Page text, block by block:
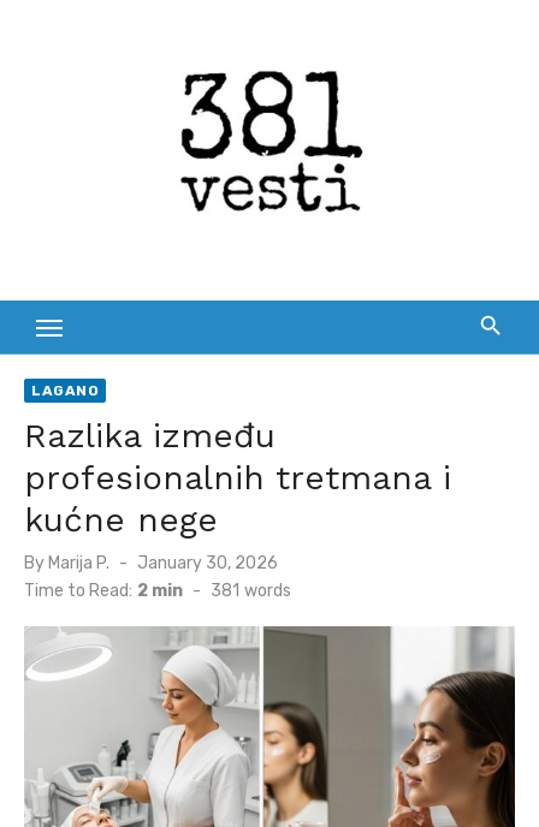
LAGANO
Razlika između
profesionalnih tretmana i
kućne nege
By Marija P.
Posted
on
January 30, 2026
Time to Read: 2 min - 381 words